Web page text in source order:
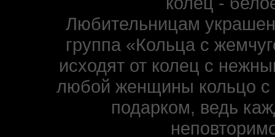
Любительницам
группа «Кольца с
исходят от колец с
любой женщины кольцо
подарком, ведь